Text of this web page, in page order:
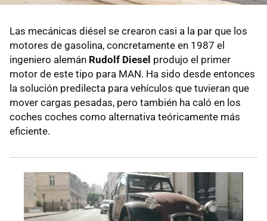
Las mecánicas diésel se crearon casi a la par que los
motores de gasolina, concretamente en 1987 el
ingeniero alemán Rudolf Diesel produjo el primer
motor de este tipo para MAN. Ha sido desde entonces
la solución predilecta para vehículos que tuvieran que
mover cargas pesadas, pero también ha caló en los
coches coches como alternativa teóricamente más
eficiente.